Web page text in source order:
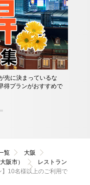
決まっているな
ランがおすすめで
覧
大阪
阪市）
レストラン
】10名様以上のご利用で